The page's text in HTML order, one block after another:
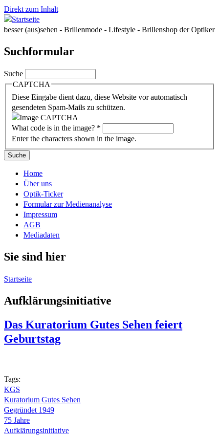
Direkt zum Inhalt
besser (aus)sehen - Brillenmode - Lifestyle - Brillenshop der Optiker
Suchformular
Suche
CAPTCHA
Diese Eingabe dient dazu, diese Website vor automatisch
gesendeten Spam-Mails zu schützen.
What code is in the image? *
Enter the characters shown in the image.
Home
Über uns
Optik-Ticker
Formular zur Medienanalyse
Impressum
AGB
Mediadaten
Sie sind hier
Startseite
Aufklärungsinitiative
Das Kuratorium Gutes Sehen feiert
Geburtstag
Tags:
KGS
Kuratorium Gutes Sehen
Gegründet 1949
75 Jahre
Aufklärungsinitiative